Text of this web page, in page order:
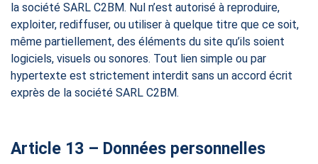
la société SARL C2BM. Nul n’est autorisé à reproduire,
exploiter, rediffuser, ou utiliser à quelque titre que ce soit,
même partiellement, des éléments du site qu’ils soient
logiciels, visuels ou sonores. Tout lien simple ou par
hypertexte est strictement interdit sans un accord écrit
exprès de la société SARL C2BM.
Article 13 – Données personnelles